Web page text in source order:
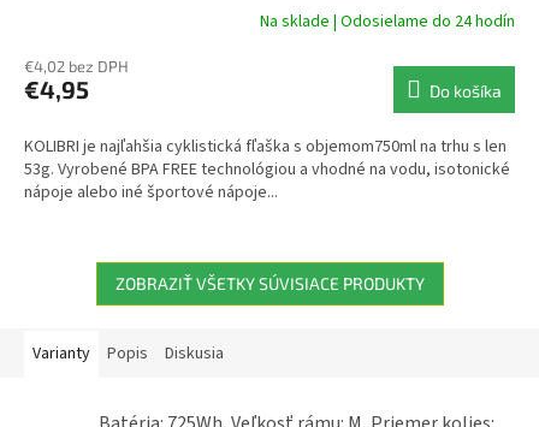
Na sklade | Odosielame do 24 hodín
€4,02 bez DPH
€4,95 Do košíka
KOLIBRI je najľahšia cyklistická fľaška s objemom750ml na trhu s len
53g. Vyrobené BPA FREE technológiou a vhodné na vodu, isotonické
nápoje alebo iné športové nápoje...
ZOBRAZIŤ VŠETKY SÚVISIACE PRODUKTY
Varianty Popis Diskusia